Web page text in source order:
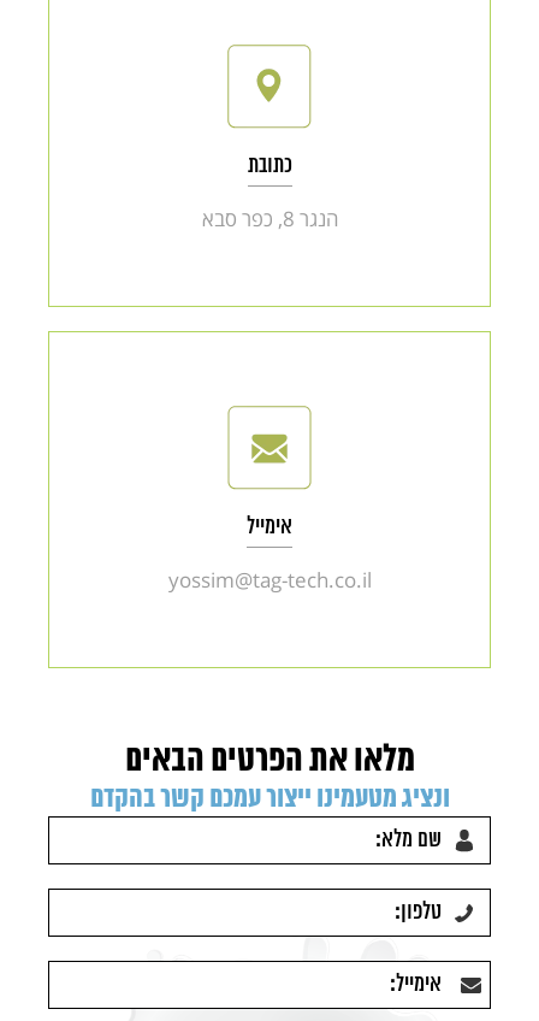
כתובת
הנגר 8, כפר סבא
אימייל
yossim@tag-tech.co.il
מלאו את הפרטים הבאים
ונציג מטעמינו ייצור עמכם קשר בהקדם